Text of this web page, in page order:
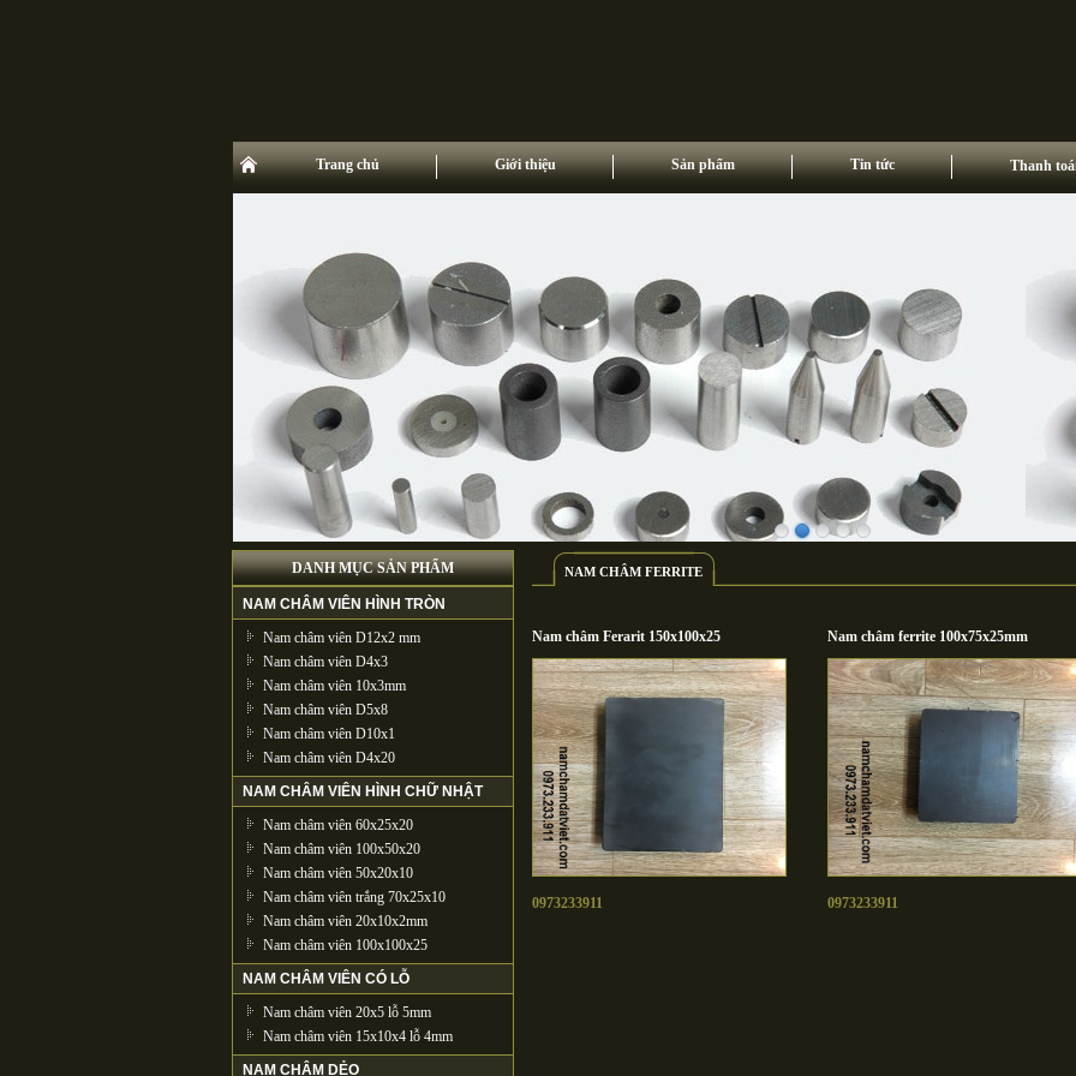
Trang chủ Giới thiệu Sản phẩm Tin tức Thanh
DANH MỤC SẢN PHẨM
NAM CHÂM VIÊN HÌNH TRÒN
Nam châm viên D12x2 mm
Nam châm viên D4x3
Nam châm viên 10x3mm
Nam châm viên D5x8
Nam châm viên D10x1
Nam châm viên D4x20
NAM CHÂM VIÊN HÌNH CHỮ NHẬT
Nam châm viên 60x25x20
Nam châm viên 100x50x20
Nam châm viên 50x20x10
Nam châm viên trắng 70x25x10
Nam châm viên 20x10x2mm
Nam châm viên 100x100x25
NAM CHÂM VIÊN CÓ LỖ
Nam châm viên 20x5 lỗ 5mm
Nam châm viên 15x10x4 lỗ 4mm
NAM CHÂM DẺO
NAM CHÂM FERRITE
Nam châm Ferarit 150x100x25
0973233911
Nam châm ferrite 100x75x25mm
0973233911